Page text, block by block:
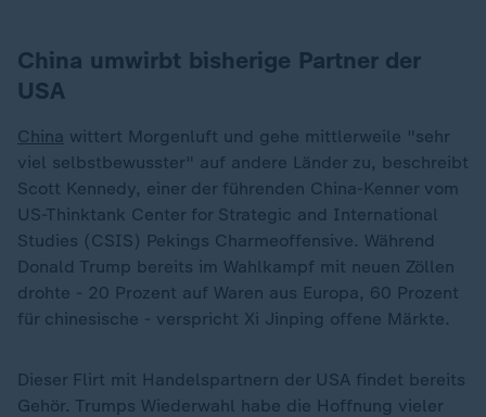
China umwirbt bisherige Partner der
USA
China wittert Morgenluft und gehe mittlerweile "sehr
viel selbstbewusster" auf andere Länder zu, beschreibt
Scott Kennedy, einer der führenden China-Kenner vom
US-Thinktank Center for Strategic and International
Studies (CSIS) Pekings Charmeoffensive. Während
Donald Trump bereits im Wahlkampf mit neuen Zöllen
drohte - 20 Prozent auf Waren aus Europa, 60 Prozent
für chinesische - verspricht Xi Jinping offene Märkte.
Dieser Flirt mit Handelspartnern der USA findet bereits
Gehör. Trumps Wiederwahl habe die Hoffnung vieler